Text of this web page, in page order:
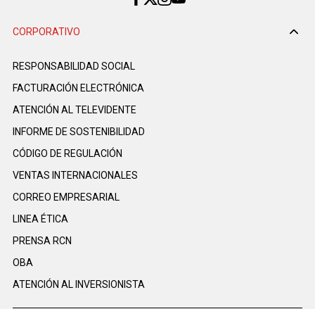
CORPORATIVO
RESPONSABILIDAD SOCIAL
FACTURACIÓN ELECTRÓNICA
ATENCIÓN AL TELEVIDENTE
INFORME DE SOSTENIBILIDAD
CÓDIGO DE REGULACIÓN
VENTAS INTERNACIONALES
CORREO EMPRESARIAL
LINEA ÉTICA
PRENSA RCN
OBA
ATENCIÓN AL INVERSIONISTA